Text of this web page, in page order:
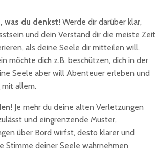
was du denkst! Werde dir darüber klar,
und dein Verstand dir die meiste Zeit
als deine Seele dir mitteilen will.
möchte dich z.B. beschützen, dich in der
Seele aber will Abenteuer erleben und
mit allem.
Je mehr du deine alten Verletzungen
und eingrenzende Muster,
über Bord wirfst, desto klarer und
Stimme deiner Seele wahrnehmen